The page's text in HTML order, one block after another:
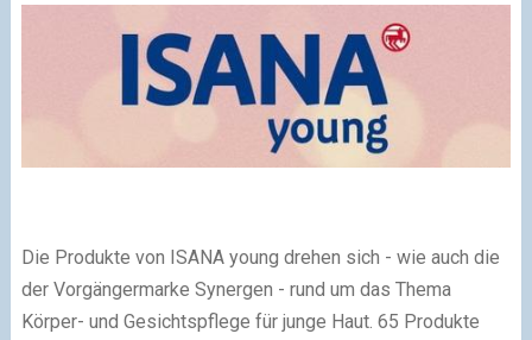
Die Produkte von ISANA young drehen sich - wie auch die
der Vorgängermarke Synergen - rund um das Thema
Körper- und Gesichtspflege für junge Haut. 65 Produkte